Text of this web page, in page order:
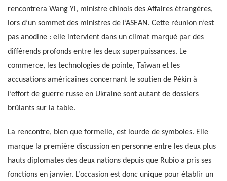
rencontrera Wang Yi, ministre chinois des Affaires étrangères,
lors d’un sommet des ministres de l’ASEAN. Cette réunion n’est
pas anodine : elle intervient dans un climat marqué par des
différends profonds entre les deux superpuissances. Le
commerce, les technologies de pointe, Taïwan et les
accusations américaines concernant le soutien de Pékin à
l’effort de guerre russe en Ukraine sont autant de dossiers
brûlants sur la table.
La rencontre, bien que formelle, est lourde de symboles. Elle
marque la première discussion en personne entre les deux plus
hauts diplomates des deux nations depuis que Rubio a pris ses
fonctions en janvier. L’occasion est donc unique pour établir un